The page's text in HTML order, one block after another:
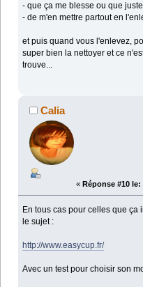
- que ça me blesse ou que
- de m'en mettre partout en
et puis quand vous l'enlevez,
super bien la nettoyer et ce
trouve...
Calia
« Réponse #10 le:
En tous cas pour celles que ça
le sujet :
http://www.easycup.fr/
Avec un test pour choisir son